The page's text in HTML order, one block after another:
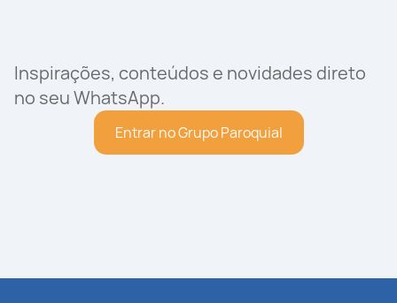
Inspirações, conteúdos e novidades direto
no seu WhatsApp.
Entrar no Grupo Paroquial